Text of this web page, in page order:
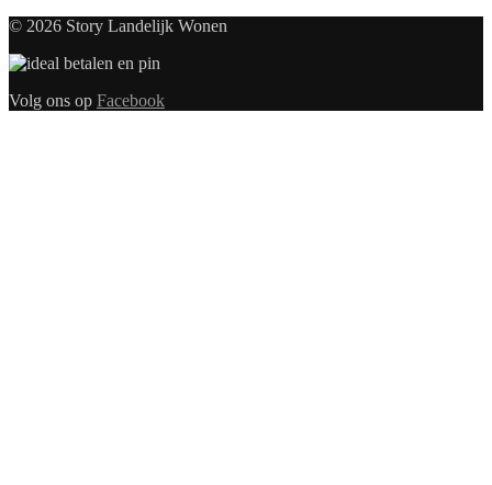
© 2026 Story Landelijk Wonen
Volg ons op Facebook